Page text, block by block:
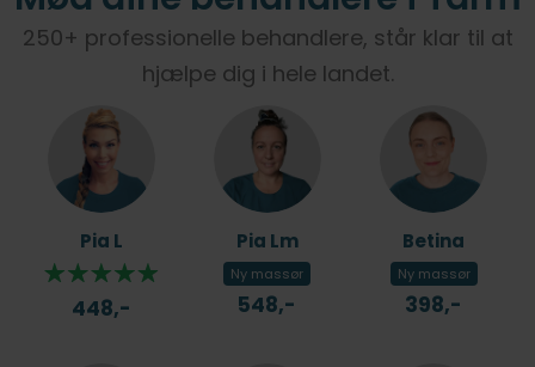
250+ professionelle behandlere, står klar til at
hjælpe dig i hele landet.
Pia L
448,-
Pia Lm
Ny massør
548,-
Betina
Ny massør
398,-